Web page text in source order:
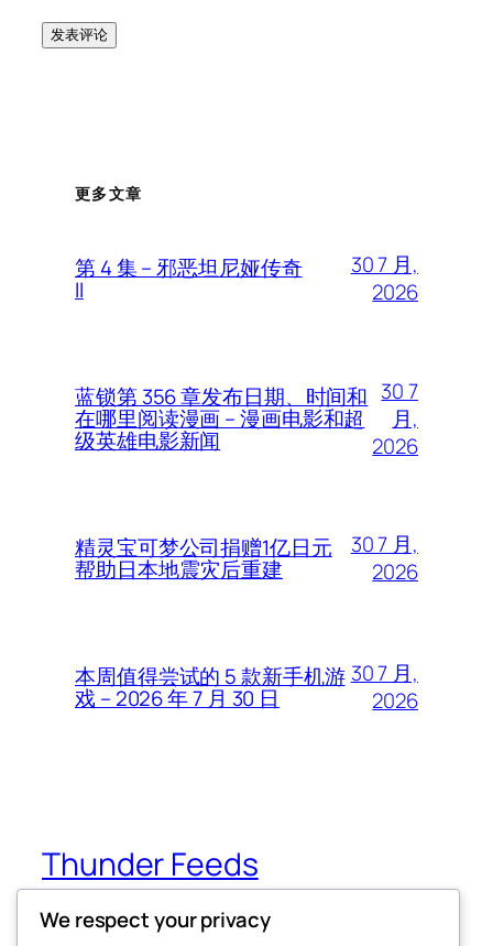
更多文章
第 4 集 – 邪恶坦尼娅传奇
II
30 7 月,
2026
蓝锁第 356 章发布日期、时间和
在哪里阅读漫画 – 漫画电影和超
级英雄电影新闻
30 7
月,
2026
精灵宝可梦公司捐赠1亿日元
帮助日本地震灾后重建
30 7 月,
2026
本周值得尝试的 5 款新手机游
戏 – 2026 年 7 月 30 日
30 7 月,
2026
Thunder Feeds
你最喜欢的电子游戏和攻略杂志
We respect your privacy